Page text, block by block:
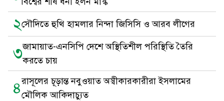
২সৌদিতে হুথি হামলার নিন্দা জিসিসি ও আরব লীগের
৩জামায়াত-এনসিপি দেশে অস্থিতিশীল পরিস্থিতি তৈরি
করতে চায়
৪রাসূলের চূড়ান্ত নবুওয়াত অস্বীকারকারীরা ইসলামের
মৌলিক আকিদাচ্যুত